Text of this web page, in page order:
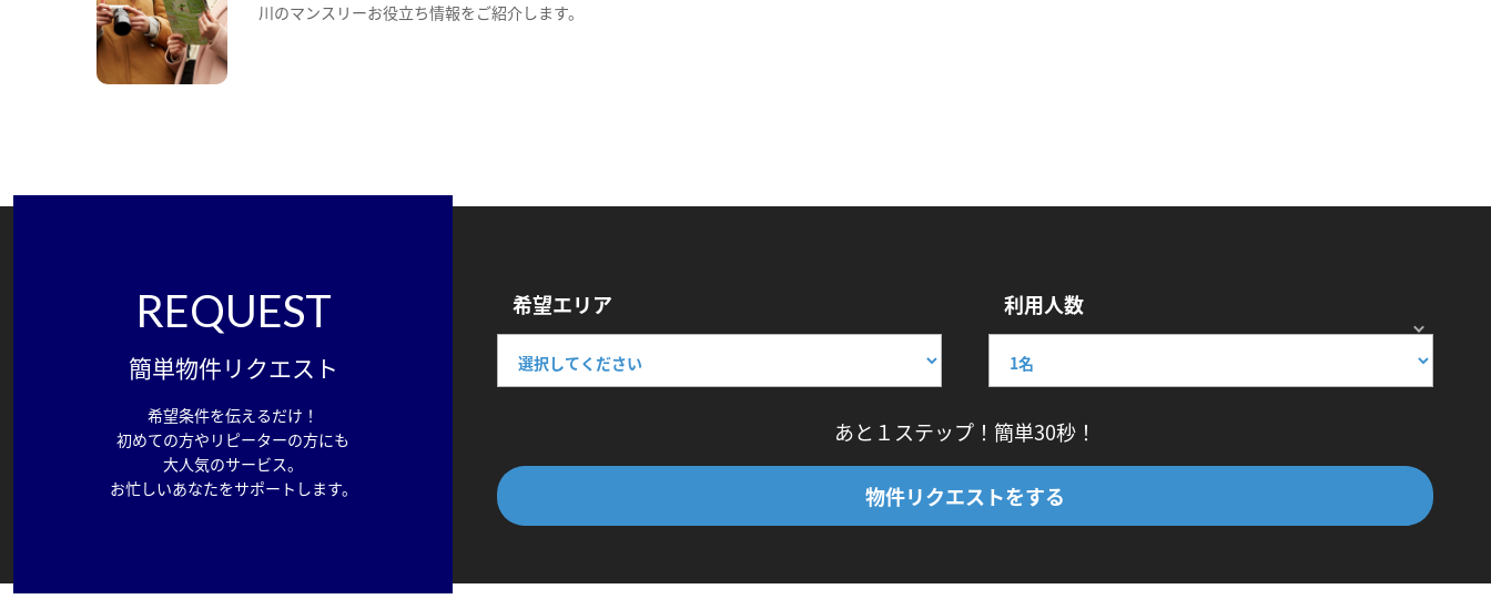
川のマンスリーお役立ち情報をご紹介します。
REQUEST
簡単物件リクエスト
希望条件を伝えるだけ！
初めての方やリピーターの方にも
大人気のサービス。
お忙しいあなたをサポートします。
希望エリア 利用人数
あと１ステップ！簡単30秒！
物件リクエストをする